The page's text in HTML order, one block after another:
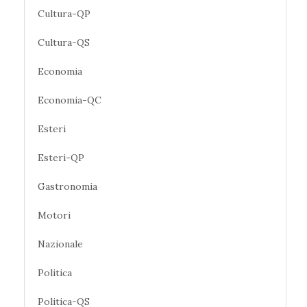
Cultura-QP
Cultura-QS
Economia
Economia-QC
Esteri
Esteri-QP
Gastronomia
Motori
Nazionale
Politica
Politica-QS